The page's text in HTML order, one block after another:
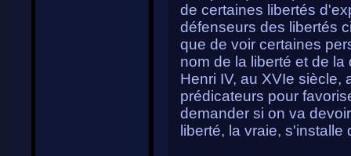
de certaines libertés
défenseurs des libertés
que de voir certaines
nom de la liberté et de la
Henri IV, au XVIe siècle,
prédicateurs pour
demander si on va
liberté, la vraie, s'installe